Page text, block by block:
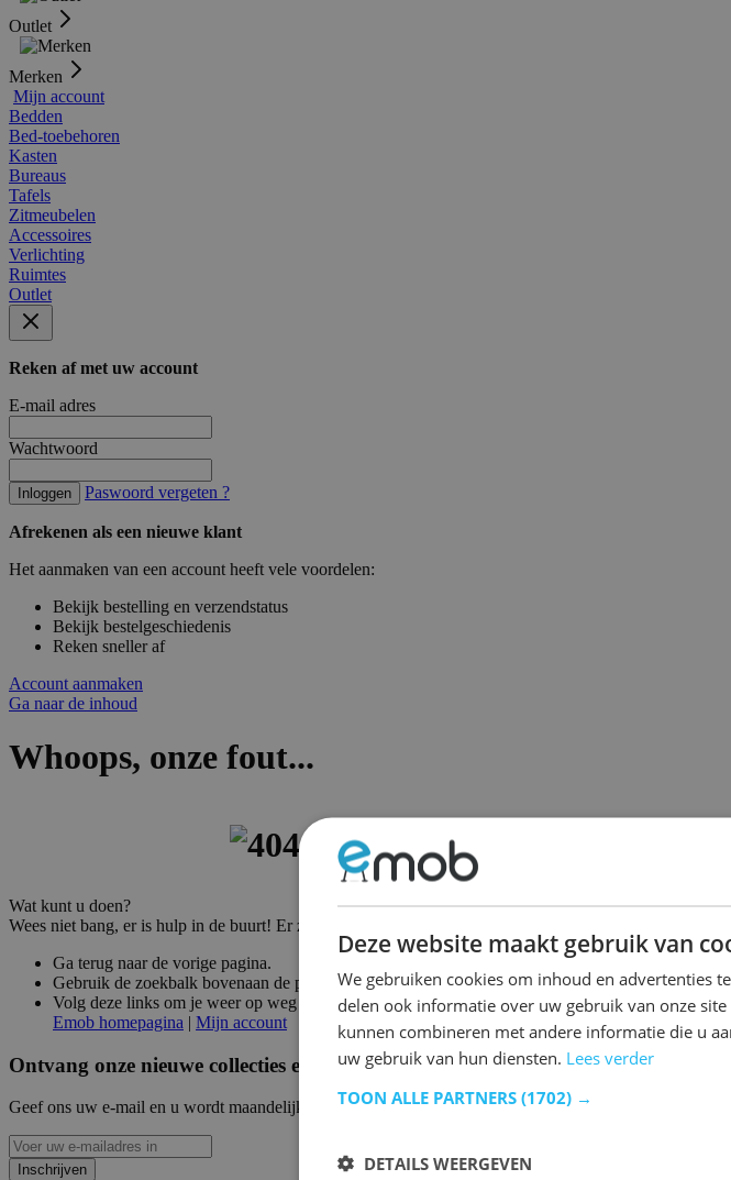
Outlet
Merken
Mijn account
Bedden
Bed-toebehoren
Kasten
Bureaus
Tafels
Zitmeubelen
Accessoires
Verlichting
Ruimtes
Outlet
Reken af met uw account
E-mail adres
Wachtwoord
Inloggen Paswoord vergeten ?
Afrekenen als een nieuwe klant
Het aanmaken van een account heeft vele voordelen:
Bekijk bestelling en verzendstatus
Bekijk bestelgeschiedenis
Reken sneller af
Account aanmaken
Ga naar de inhoud
Whoops, onze fout...
Wat kunt u doen?
Wees niet bang, er is hulp in de buurt! Er zijn vele manieren om weer op de rails te komen bij Emob
Ga terug naar de vorige pagina.
Gebruik de zoekbalk bovenaan de pagina om naar uw producten te zoeken.
Volg deze links om je weer op weg te helpen!
Emob homepagina | Mijn account
Ontvang onze nieuwe collecties en promoties.
Geef ons uw e-mail en u wordt maandelijks op de hoogte gehouden van de laatste gebeurtenissen.
Inschrijven
Deze website maakt gebruik van
We gebruiken cookies om inhoud en advertenties
delen ook informatie over uw gebruik van onze
kunnen combineren met andere informatie die u
uw gebruik van hun diensten. Lees verder
TOON ALLE PARTNERS (1702) →
DETAILS WEERGEVEN